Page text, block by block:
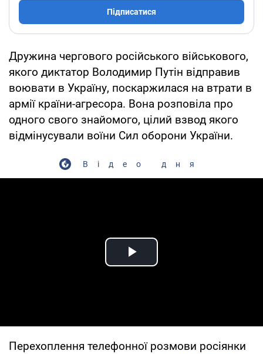
Підписатися
Дружина чергового російського військового,
якого диктатор Володимир Путін відправив
воювати в Україну, поскаржилася на втрати в
армії країни-агресора. Вона розповіла про
одного свого знайомого, цілий взвод якого
відмінусували воїни Сил оборони України.
Відео дня
Play Video
Перехоплення телефонної розмови росіянки